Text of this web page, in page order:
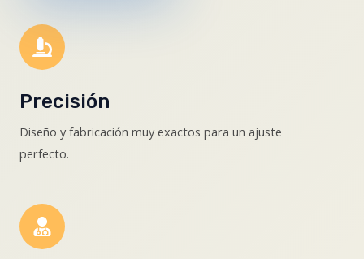
Precisión
Diseño y fabricación muy exactos para un ajuste
perfecto.